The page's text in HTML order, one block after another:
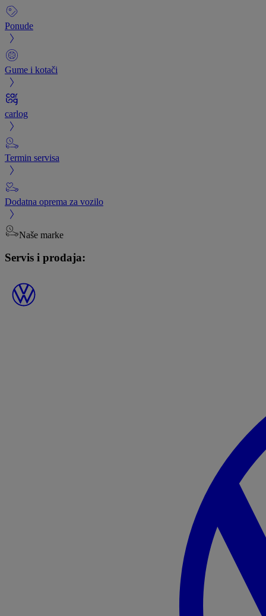
Ponude
Gume i kotači
carlog
Termin servisa
Dodatna oprema za vozilo
Naše marke
Servis i prodaja: